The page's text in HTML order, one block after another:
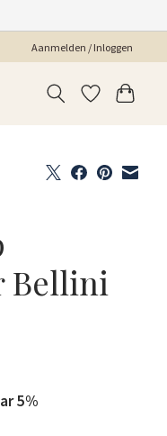
Aanmelden / Inloggen
Bellini
5%